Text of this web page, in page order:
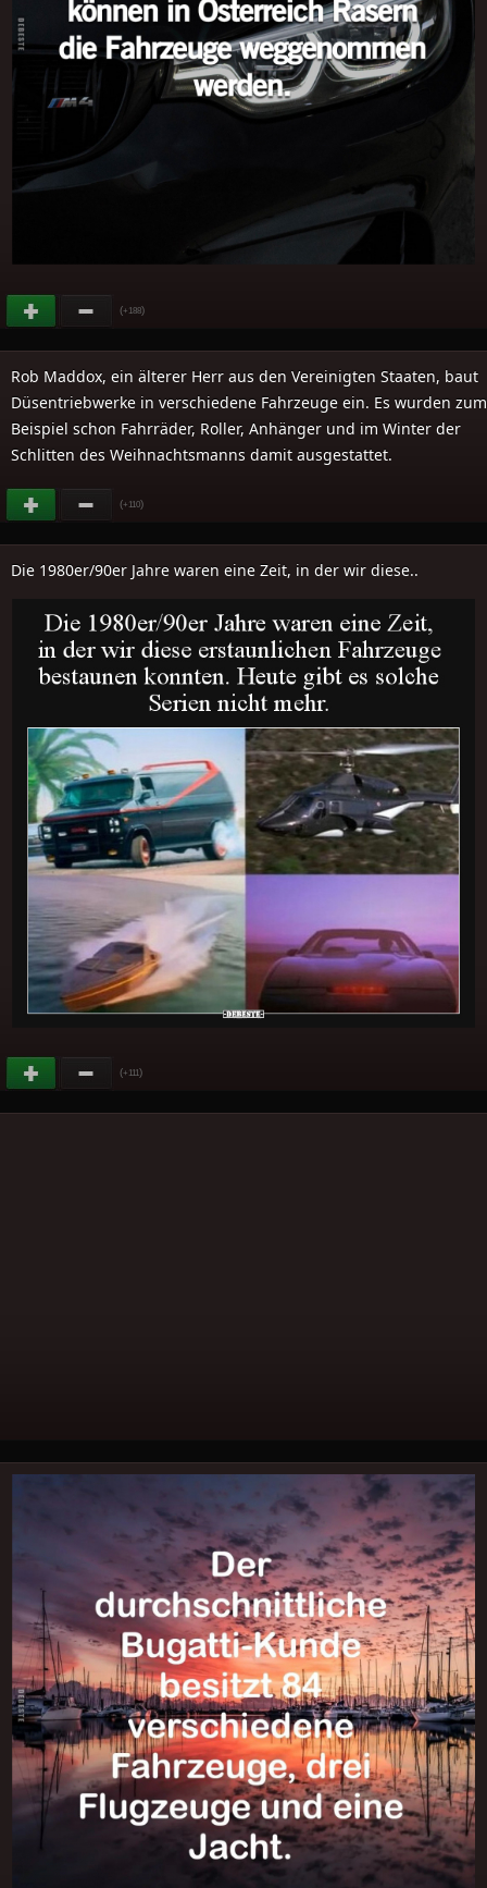
(+188)
Rob Maddox, ein älterer Herr aus den Vereinigten Staaten, baut
Düsentriebwerke in verschiedene Fahrzeuge ein. Es wurden zum
Beispiel schon Fahrräder, Roller, Anhänger und im Winter der
Schlitten des Weihnachtsmanns damit ausgestattet.
(+110)
Die 1980er/90er Jahre waren eine Zeit, in der wir diese..
(+111)